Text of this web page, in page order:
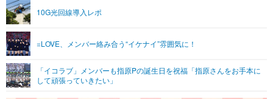
グラビア
ショッピング その他
ライフTOP
リリース一覧
プッシュ通知の停止方法
10G光回線導入レポ
=LOVE、メンバー絡み合う“イケナイ”雰囲気に！
「イコラブ」メンバーも指原Pの誕生日を祝福「指原さんをお手本に
して頑張っていきたい」